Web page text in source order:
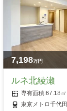
7,198万円
ルネ北綾瀬
67.18
東京メトロ千代